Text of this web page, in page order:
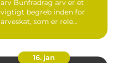
arv Bunfradrag arv er et
vigtigt begreb inden for
arveskat, som er rele...
16. jan